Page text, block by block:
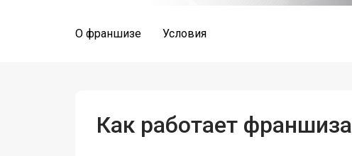
О франшизе Условия
Как работает франшиза